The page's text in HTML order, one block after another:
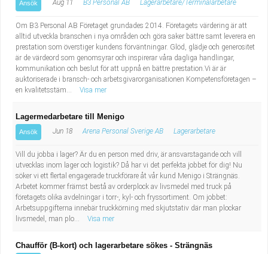
Ansök Aug 11 B3 Personal AB Lagerarbetare/Terminalarbetare
Om B3 Personal AB Företaget grundades 2014. Företagets värdering är att
alltid utveckla branschen i nya områden och göra saker bättre samt leverera en
prestation som överstiger kundens förväntningar. Glöd, glädje och generositet
är de värdeord som genomsyrar och inspirerar våra dagliga handlingar,
kommunikation och beslut för att uppnå en bättre prestation.Vi är är
auktoriserade i bransch- och arbetsgivarorganisationen Kompetensföretagen –
en kvalitetsstäm...
Visa mer
Lagermedarbetare till Menigo
Ansök Jun 18 Arena Personal Sverige AB Lagerarbetare
Vill du jobba i lager? Är du en person med driv, är ansvarstagande och vill
utvecklas inom lager och logistik? Då har vi det perfekta jobbet för dig! Nu
söker vi ett flertal engagerade truckförare åt vår kund Menigo i Strängnäs.
Arbetet kommer främst bestå av orderplock av livsmedel med truck på
företagets olika avdelningar i torr-, kyl- och fryssortiment. Om jobbet:
Arbetsuppgifterna innebär truckkörning med skjutstativ där man plockar
livsmedel, man plo...
Visa mer
Chaufför (B-kort) och lagerarbetare sökes - Strängnäs